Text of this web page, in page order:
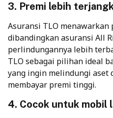
3. Premi lebih
Asuransi TLO
dibandingkan asuransi All
perlindungannya lebih
TLO sebagai pilihan ideal
yang ingin melindungi aset
membayar premi tinggi.
4. Cocok untuk mobil